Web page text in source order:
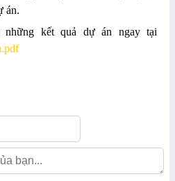
án.
kết quả dự án ngay tại